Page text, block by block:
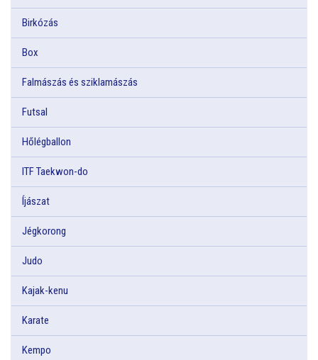
Birkózás
Box
Falmászás és sziklamászás
Futsal
Hőlégballon
ITF Taekwon-do
Íjászat
Jégkorong
Judo
Kajak-kenu
Karate
Kempo